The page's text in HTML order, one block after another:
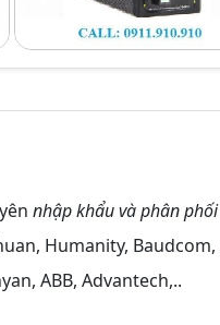
nhập khẩu và phân
Humanity,
ABB, Advantech,..